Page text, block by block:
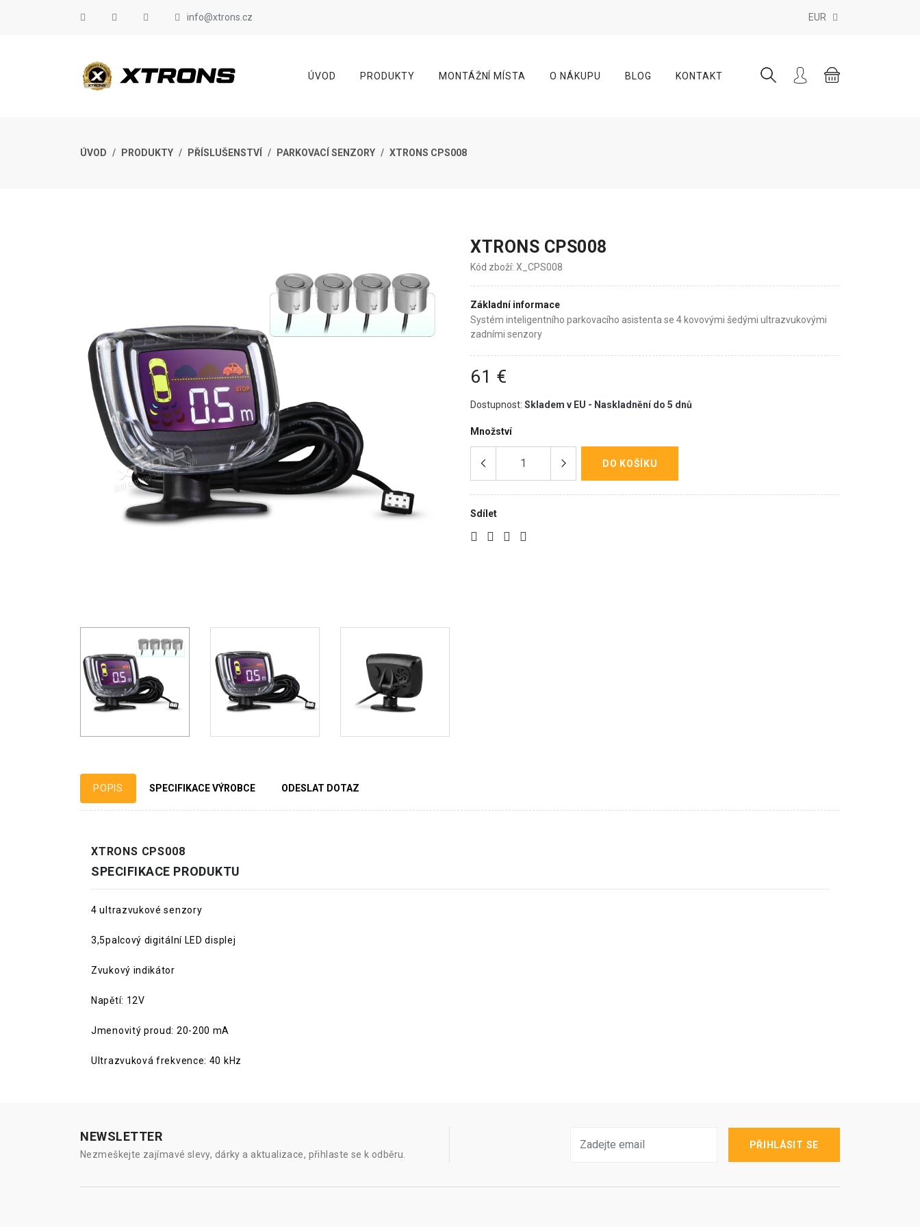
info@xtrons.cz EUR
ÚVOD PRODUKTY MONTÁŽNÍ MÍSTA O NÁKUPU BLOG KONTAKT
ÚVOD PRODUKTY PŘÍSLUŠENSTVÍ PARKOVACÍ SENZORY XTRONS CPS008
XTRONS CPS008
Kód zboží: X_CPS008
Základní informace
Systém inteligentního parkovacího asistenta se 4 kovovými šedými ultrazvukovými
zadními senzory
61 €
Dostupnost: Skladem v EU - Naskladnění do 5 dnů
Množství
DO KOŠÍKU
Sdílet
POPIS SPECIFIKACE VÝROBCE ODESLAT DOTAZ
XTRONS CPS008
SPECIFIKACE PRODUKTU
4 ultrazvukové senzory
3,5palcový digitální LED displej
Zvukový indikátor
Napětí: 12V
Jmenovitý proud: 20-200 mA
Ultrazvuková frekvence: 40 kHz
NEWSLETTER
Nezmeškejte zajímavé slevy, dárky a aktualizace, přihlaste se k odběru.
PŘIHLÁSIT SE